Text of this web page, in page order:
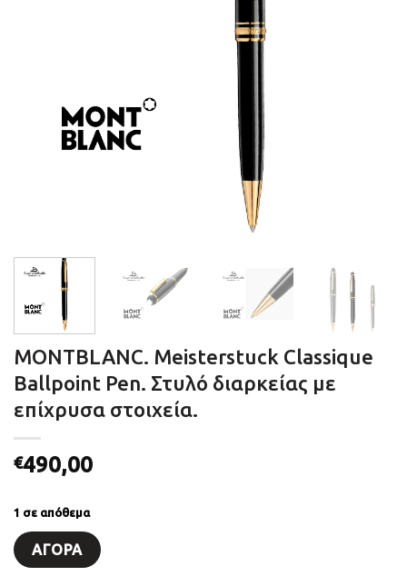
MONTBLANC. Meisterstuck Classique
Ballpoint Pen. Στυλό διαρκείας με
επίχρυσα στοιχεία.
€490,00
1 σε απόθεμα
ΑΓΟΡΆ